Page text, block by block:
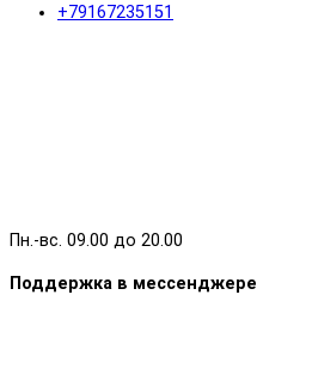
+79167235151
Пн.-вс. 09.00 до 20.00
Поддержка в мессенджере